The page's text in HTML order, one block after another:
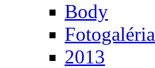
Body
Fotogaléria
2013